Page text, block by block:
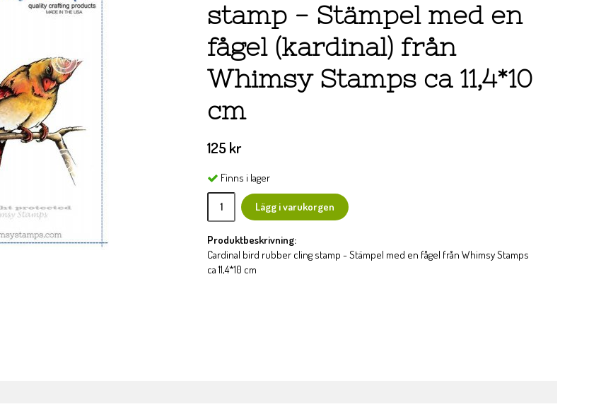
stamp - Stämpel med en
fågel (kardinal) från
Whimsy Stamps ca 11,4*10
cm
125 kr
Finns i lager
Lägg i varukorgen
Produktbeskrivning:
Cardinal bird rubber cling stamp - Stämpel med en fågel från Whimsy Stamps
ca 11,4*10 cm